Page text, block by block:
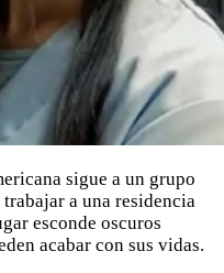
sigue a un grupo
a una residencia
esconde oscuros
acabar con sus vidas.